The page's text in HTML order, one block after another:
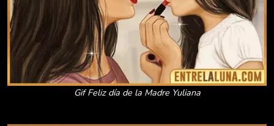
Gif Feliz día de la Madre Yuliana